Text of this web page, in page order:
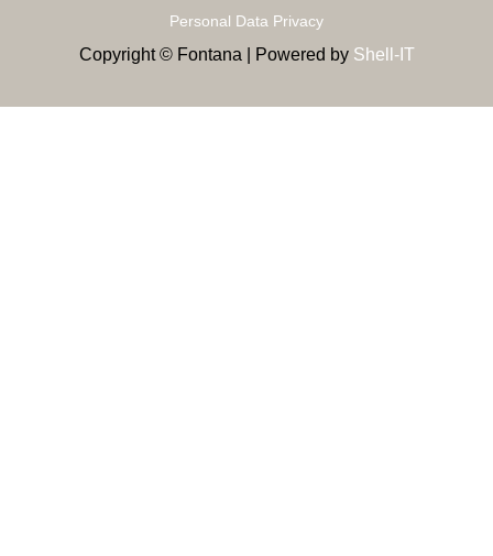
Personal Data Privacy
Copyright © Fontana | Powered by Shell-IT